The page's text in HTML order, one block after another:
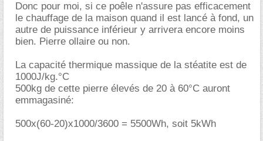
Donc pour moi, si ce poêle n'assure pas efficacement
le chauffage de la maison quand il est lancé à fond, un
autre de puissance inférieur y arrivera encore moins
bien. Pierre ollaire ou non.
La capacité thermique massique de la stéatite est de
1000J/kg.°C
500kg de cette pierre élevés de 20 à 60°C auront
emmagasiné:
500x(60-20)x1000/3600 = 5500Wh, soit 5kWh